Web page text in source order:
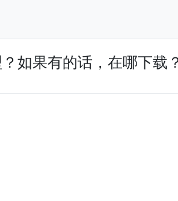
如果有的话，在哪下载